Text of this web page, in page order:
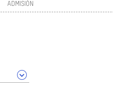
ADMISIÓN